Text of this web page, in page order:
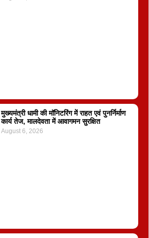
मुख्यमंत्री धामी की मॉनिटरिंग में राहत एवं पुनर्निर्माण
कार्य तेज, मालदेवता में आवागमन सुरक्षित
August 6, 2026